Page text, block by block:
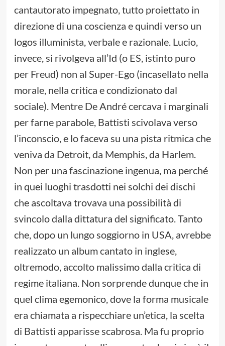
cantautorato impegnato, tutto proiettato in
direzione di una coscienza e quindi verso un
logos illuminista, verbale e razionale. Lucio,
invece, si rivolgeva all’Id (o ES, istinto puro
per Freud) non al Super-Ego (incasellato nella
morale, nella critica e condizionato dal
sociale). Mentre De André cercava i marginali
per farne parabole, Battisti scivolava verso
l’inconscio, e lo faceva su una pista ritmica che
veniva da Detroit, da Memphis, da Harlem.
Non per una fascinazione ingenua, ma perché
in quei luoghi trasdotti nei solchi dei dischi
che ascoltava trovava una possibilità di
svincolo dalla dittatura del significato. Tanto
che, dopo un lungo soggiorno in USA, avrebbe
realizzato un album cantato in inglese,
oltremodo, accolto malissimo dalla critica di
regime italiana. Non sorprende dunque che in
quel clima egemonico, dove la forma musicale
era chiamata a rispecchiare un’etica, la scelta
di Battisti apparisse scabrosa. Ma fu proprio